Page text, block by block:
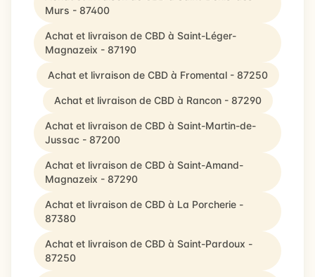
Murs - 87400
Achat et livraison de CBD à Saint-Léger-
Magnazeix - 87190
Achat et livraison de CBD à Fromental - 87250
Achat et livraison de CBD à Rancon - 87290
Achat et livraison de CBD à Saint-Martin-de-
Jussac - 87200
Achat et livraison de CBD à Saint-Amand-
Magnazeix - 87290
Achat et livraison de CBD à La Porcherie -
87380
Achat et livraison de CBD à Saint-Pardoux -
87250